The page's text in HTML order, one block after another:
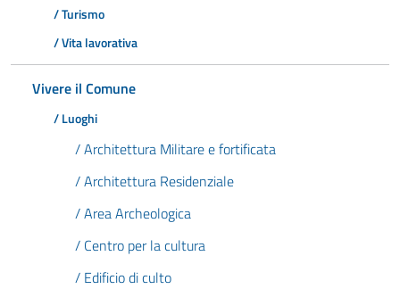
/ Turismo
/ Vita lavorativa
Vivere il Comune
/ Luoghi
/ Architettura Militare e fortificata
/ Architettura Residenziale
/ Area Archeologica
/ Centro per la cultura
/ Edificio di culto